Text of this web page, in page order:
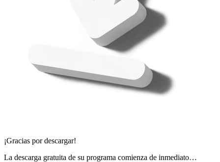
¡Gracias por descargar!
La descarga gratuita de su programa comienza de inmediato…